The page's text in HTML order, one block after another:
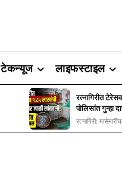
टेकन्यूज लाइफस्टाइल
रत्नागिरीत
पोलिसांत गुन्हा
रत्नागिरी: